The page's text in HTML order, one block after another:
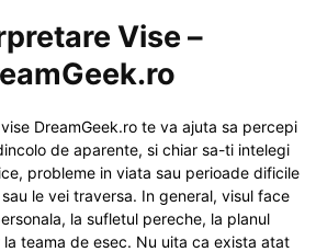
Vise –
DreamGeek.ro te va ajuta sa percepi
de aparente, si chiar sa-ti intelegi
probleme in viata sau perioade dificile
le vei traversa. In general, visul face
la sufletul pereche, la planul
teama de esec. Nu uita ca exista atat